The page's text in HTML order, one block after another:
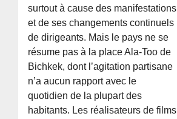
surtout à cause des manifestations
et de ses changements continuels
de dirigeants. Mais le pays ne se
résume pas à la place Ala-Too de
Bichkek, dont l’agitation partisane
n’a aucun rapport avec le
quotidien de la plupart des
habitants. Les réalisateurs de films